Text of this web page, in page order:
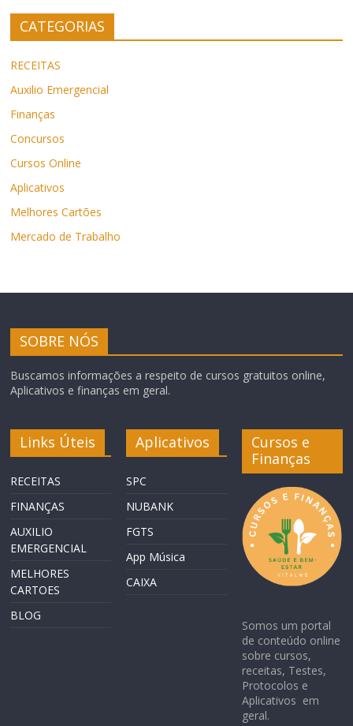
CATEGORIAS
RECEITAS
Auxilio Emergencial
Finanças
Concursos
Cursos Online
Aplicativos
Melhores Cartões
Mercado de Trabalho
SOBRE NÓS
Buscamos informações a respeito de cursos gratuitos online,
Aplicativos e finanças em geral.
Links Úteis
RECEITAS
FINANÇAS
AUXILIO
EMERGENCIAL
MELHORES
CARTOES
BLOG
Aplicativos
SPC
NUBANK
FGTS
App Música
CAIXA
Cursos e
Finanças
Somos um portal
de conteúdo online
sobre cursos,
receitas, Testes,
Protocolos e
Aplicativos em
geral.